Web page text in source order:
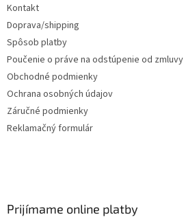
Kontakt
Doprava/shipping
Spôsob platby
Poučenie o práve na odstúpenie od zmluvy
Obchodné podmienky
Ochrana osobných údajov
Záručné podmienky
Reklamačný formulár
Prijímame online platby